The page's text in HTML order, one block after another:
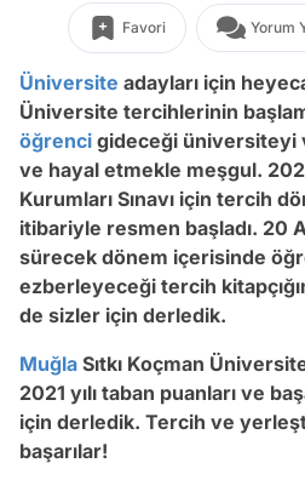
Favori Yorum
Üniversite adayları için
Üniversite tercihlerinin
öğrenci gideceği üniversiteyi
ve hayal etmekle meşgul.
Kurumları Sınavı için tercih
itibariyle resmen başladı. 20
sürecek dönem içerisinde
ezberleyeceği tercih
de sizler için derledik.
Muğla Sıtkı Koçman
2021 yılı taban puanları ve
için derledik. Tercih ve
başarılar!